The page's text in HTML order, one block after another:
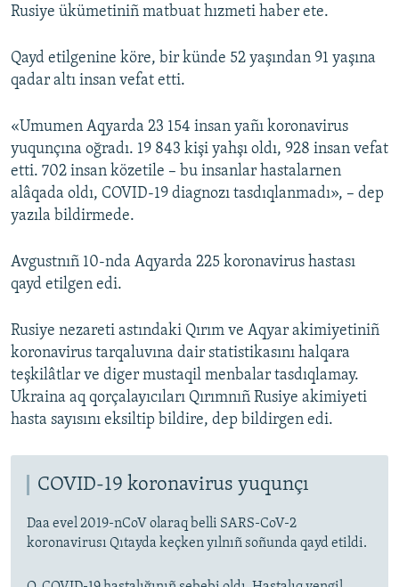
RFE/RS bütün saytları
Rusiye ükümetiniñ matbuat hızmeti haber ete.
Qayd etilgenine köre, bir künde 52 yaşından 91 yaşına
qadar altı insan vefat etti.
«Umumen Aqyarda 23 154 insan yañı koronavirus
yuqunçına oğradı. 19 843 kişi yahşı oldı, 928 insan vefat
etti. 702 insan közetile – bu insanlar hastalarnen
alâqada oldı, COVID-19 diagnozı tasdıqlanmadı», – dep
yazıla bildirmede.
Avgustnıñ 10-nda Aqyarda 225 koronavirus hastası
qayd etilgen edi.
Rusiye nezareti astındaki Qırım ve Aqyar akimiyetiniñ
koronavirus tarqaluvına dair statistikasını halqara
teşkilâtlar ve diger mustaqil menbalar tasdıqlamay.
Ukraina aq qorçalayıcıları Qırımnıñ Rusiye akimiyeti
hasta sayısını eksiltip bildire, dep bildirgen edi.
COVID-19 koronavirus yuqunçı
Daa evel 2019-nCoV olaraq belli SARS-CoV-2
koronavirusı Qıtayda keçken yılnıñ soñunda qayd etildi.